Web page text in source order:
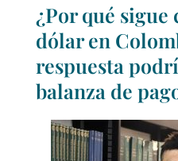
¿Por qué sigue
dólar en
respuesta
balanza de